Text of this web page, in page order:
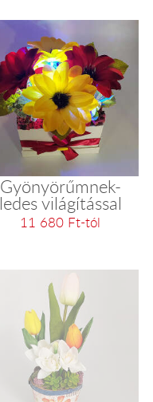
Gyönyörűmnek-
ledes világítással
11 680 Ft-tól